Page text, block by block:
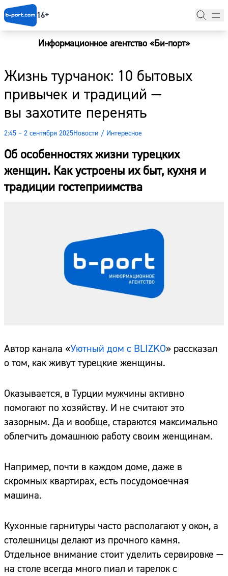
16+
Информационное агентство «Би-порт»
Жизнь турчанок: 10 бытовых
привычек и традиций —
вы захотите перенять
2:45 – 2 сентября 2025Новости / Интересное
Об особенностях жизни турецких
женщин. Как устроены их быт, кухня и
традиции гостеприимства
Автор канала «Уютный дом с BLIZKO» рассказал
о том, как живут турецкие женщины.
Оказывается, в Турции мужчины активно
помогают по хозяйству. И не считают это
зазорным. Да и вообще, стараются максимально
облегчить домашнюю работу своим женщинам.
Например, почти в каждом доме, даже в
скромных квартирах, есть посудомоечная
машина.
Кухонные гарнитуры часто располагают у окон, а
столешницы делают из прочного камня.
Отдельное внимание стоит уделить сервировке —
на столе всегда много пиал и тарелок с
Новости
Наши гости
Фоторепортажи
Погода
Курсы валют